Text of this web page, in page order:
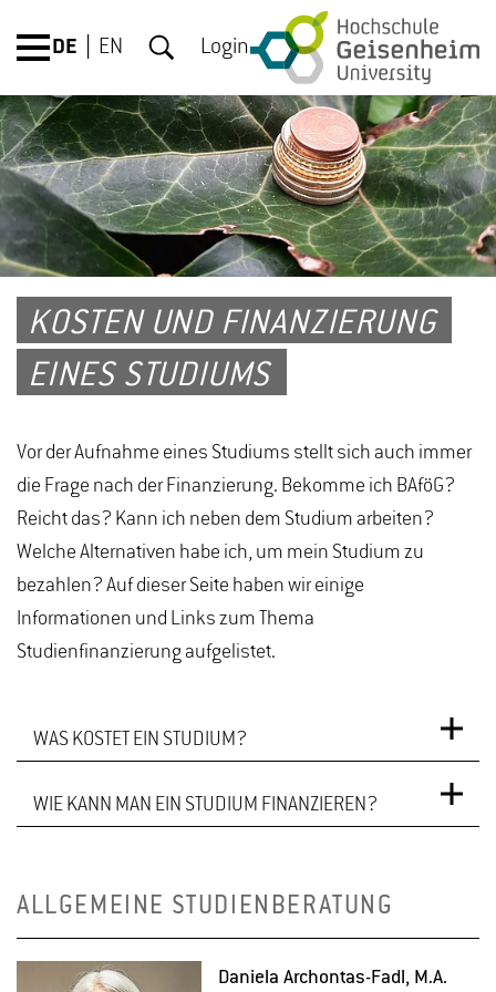
DE EN Login
KOSTEN UND FINANZIERUNG
EINES STUDIUMS
Vor der Aufnahme eines Studiums stellt sich auch immer
die Frage nach der Finanzierung. Bekomme ich BAföG?
Reicht das? Kann ich neben dem Studium arbeiten?
Welche Alternativen habe ich, um mein Studium zu
bezahlen? Auf dieser Seite haben wir einige
Informationen und Links zum Thema
Studienfinanzierung aufgelistet.
WAS KOSTET EIN STUDIUM?
SEMESTERBEITRAG
Die Hochschule Geisenheim ist die 13. Hochschule
erhebt sie für alle Bachelor- und die meisten Master-
WIE KANN MAN EIN STUDIUM FINANZIEREN?
Studium zu finanzieren. Dazu zählen die
Eltern oder durch einen Nebenjob, die Finanzierung
ALLGEMEINE STUDIENBERATUNG
Da­nie­la Ar­chon­tas-Fadl, M.A.